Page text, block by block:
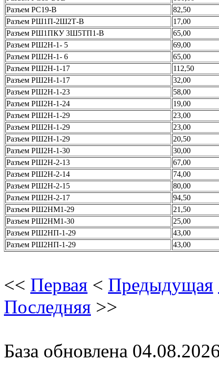
Разъем РС19-В
82,50
Разъем РШ1П-2Ш2Т-В
17,00
Разъем РШ1ПКУ 3Ш5ТП1-В
65,00
Разъем РШ2Н-1- 5
69,00
Разъем РШ2Н-1- 6
65,00
Разъем РШ2Н-1-17
112,50
Разъем РШ2Н-1-17
32,00
Разъем РШ2Н-1-23
58,00
Разъем РШ2Н-1-24
19,00
Разъем РШ2Н-1-29
23,00
Разъем РШ2Н-1-29
23,00
Разъем РШ2Н-1-29
20,50
Разъем РШ2Н-1-30
30,00
Разъем РШ2Н-2-13
67,00
Разъем РШ2Н-2-14
74,00
Разъем РШ2Н-2-15
80,00
Разъем РШ2Н-2-17
94,50
Разъем РШ2НМ1-29
21,50
Разъем РШ2НМ1-30
25,00
Разъем РШ2НП-1-29
43,00
Разъем РШ2НП-1-29
43,00
<< Первая < Предыдущая
Последняя >>
База обновлена